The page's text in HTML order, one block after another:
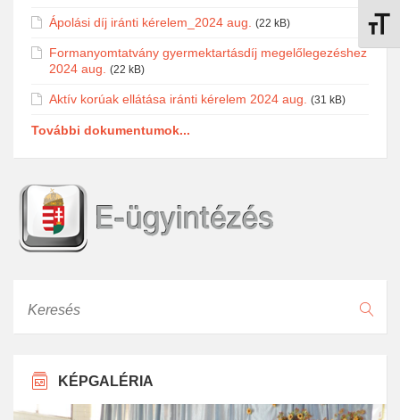
Ápolási díj iránti kérelem_2024 aug. (22 kB)
Formanyomtatvány gyermektartásdíj megelőlegezéshez
2024 aug.
(22 kB)
Aktív korúak ellátása iránti kérelem 2024 aug. (31 kB)
További dokumentumok...
KÉPGALÉRIA